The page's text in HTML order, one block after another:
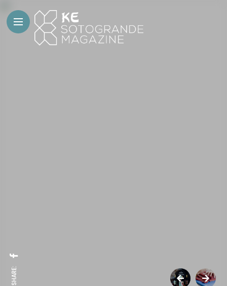
SHARE: